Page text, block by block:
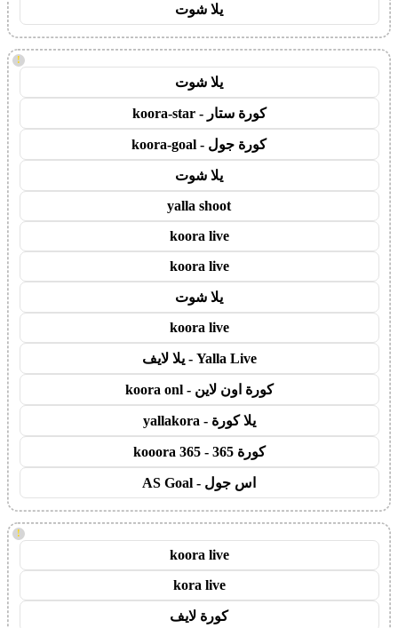
يلا شوت
!
يلا شوت
كورة ستار - koora-star
كورة جول - koora-goal
يلا شوت
yalla shoot
koora live
koora live
يلا شوت
koora live
Yalla Live - يلا لايف
كورة اون لاين - koora onl
يلا كورة - yallakora
كورة 365 - kooora 365
اس جول - AS Goal
!
koora live
kora live
كورة لايف